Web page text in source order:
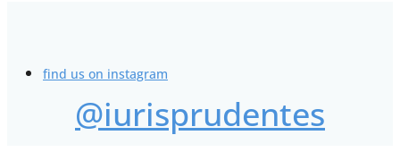
find us on instagram
@iurisprudentes